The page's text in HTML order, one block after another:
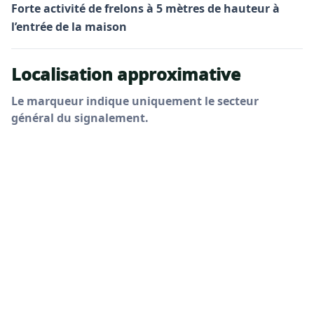
Forte activité de frelons à 5 mètres de hauteur à
l’entrée de la maison
Localisation approximative
Le marqueur indique uniquement le secteur
général du signalement.